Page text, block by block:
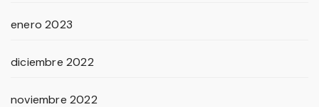
enero 2023
diciembre 2022
noviembre 2022